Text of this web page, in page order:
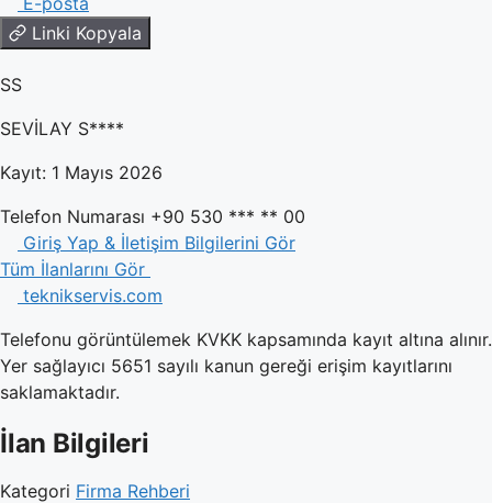
Linki Kopyala
SS
SEVİLAY S****
Kayıt: 1 Mayıs 2026
Telefon Numarası +90 530 *** ** 00
Giriş Yap & İletişim Bilgilerini Gör
Tüm İlanlarını Gör
teknikservis.com
Telefonu görüntülemek KVKK kapsamında kayıt altına alınır.
Yer sağlayıcı 5651 sayılı kanun gereği erişim kayıtlarını
saklamaktadır.
İlan Bilgileri
Kategori Firma Rehberi